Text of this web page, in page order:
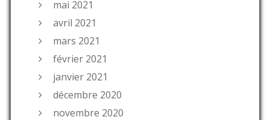
mai 2021
avril 2021
mars 2021
février 2021
janvier 2021
décembre 2020
novembre 2020